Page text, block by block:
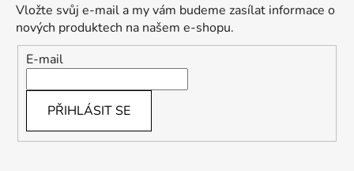
Vložte svůj e-mail a my vám budeme zasílat informace o
nových produktech na našem e-shopu.
E-mail
PŘIHLÁSIT SE